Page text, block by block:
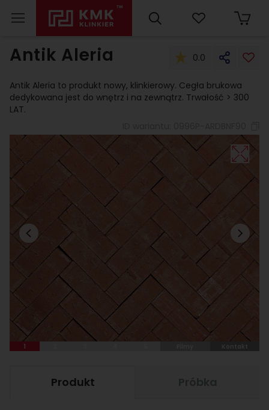
Antik Aleria 0.0
Antik Aleria to produkt nowy, klinkierowy. Cegła brukowa
dedykowana jest do wnętrz i na zewnątrz. Trwałość > 300
LAT.
1 Kontakt
Produkt